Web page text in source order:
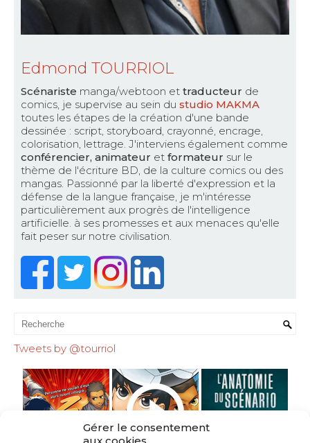
Gérer le consentement
Edmond TOURRIOL
Scénariste manga/webtoon et traducteur de
comics, je supervise au sein du studio MAKMA
toutes les étapes de la création d'une bande
dessinée : script, storyboard, crayonné, encrage,
colorisation, lettrage. J'interviens également comme
conférencier, animateur et formateur sur le
thème de l'écriture BD, de la culture comics ou des
mangas. Passionné par la liberté d'expression et la
défense de la langue française, je m'intéresse
particulièrement aux progrès de l'intelligence
artificielle. à ses promesses et aux menaces qu'elle
fait peser sur notre civilisation.
Tweets by @tourriol